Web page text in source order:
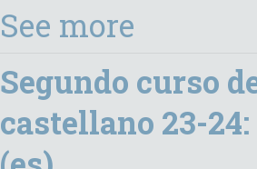
See more
Segundo curso
castellano 23-